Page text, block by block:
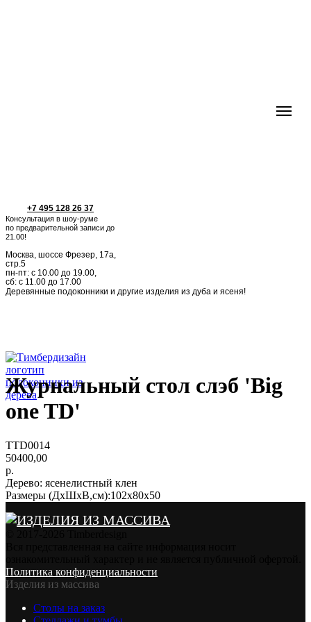
+7 495 128 26 37
Консультация в шоу-руме
по предварительной записи до
21.00!
Москва, шоссе Фрезер, 17а,
стр.5
пн-пт: с 10.00 до 19.00,
сб: с 11.00 до 17.00
Деревянные подоконники и другие изделия из дуба и ясеня!
Журнальный стол слэб 'Big
one TD'
TTD0014
50400,00
р.
Дерево: ясенелистный клен
Размеры (ДхШхВ,см):102х80х50
Политика конфиденциальности
Изделия из массива
Столы на заказ